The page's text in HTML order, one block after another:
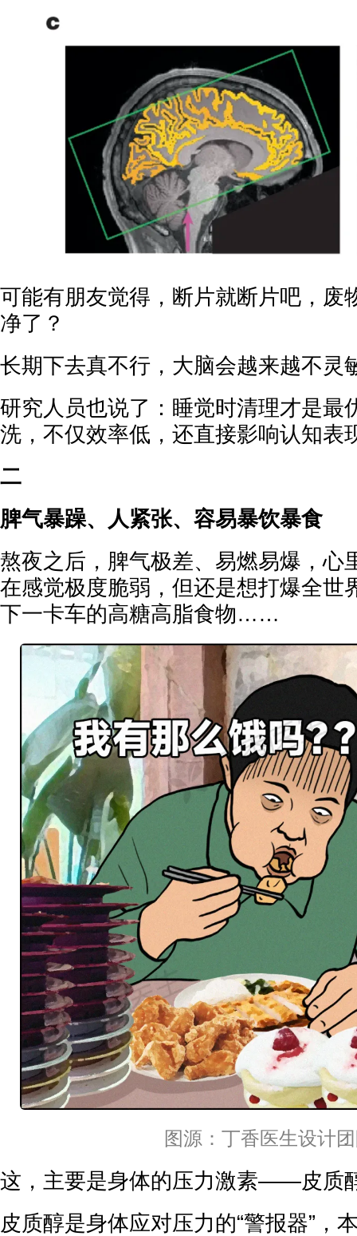
可能有朋友觉得，断片就断片吧，废
净了？
长期下去真不行，大脑会越来越不灵
研究人员也说了：睡觉时清理才是最
洗，不仅效率低，还直接影响认知表
二
脾气暴躁、人紧张、容易暴饮暴食
熬夜之后，脾气极差、易燃易爆，心
在感觉极度脆弱，但还是想打爆全世
下一卡车的高糖高脂食物……
图源：丁香医生设计
这，主要是身体的压力激素——皮质
皮质醇是身体应对压力的“警报器”，